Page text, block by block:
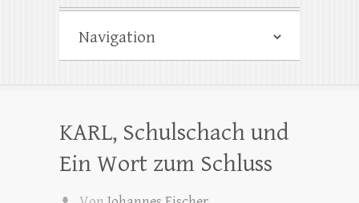
KARL, Schulschach und
Ein Wort zum Schluss